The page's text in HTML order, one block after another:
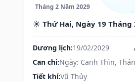
Tháng 2 Năm 2029
☀️ Thứ Hai, Ngày 19 Tháng
Dương lịch:19/02/2029
Can chi:Ngày: Canh Thìn,
Tiết khí:Vũ Thủy